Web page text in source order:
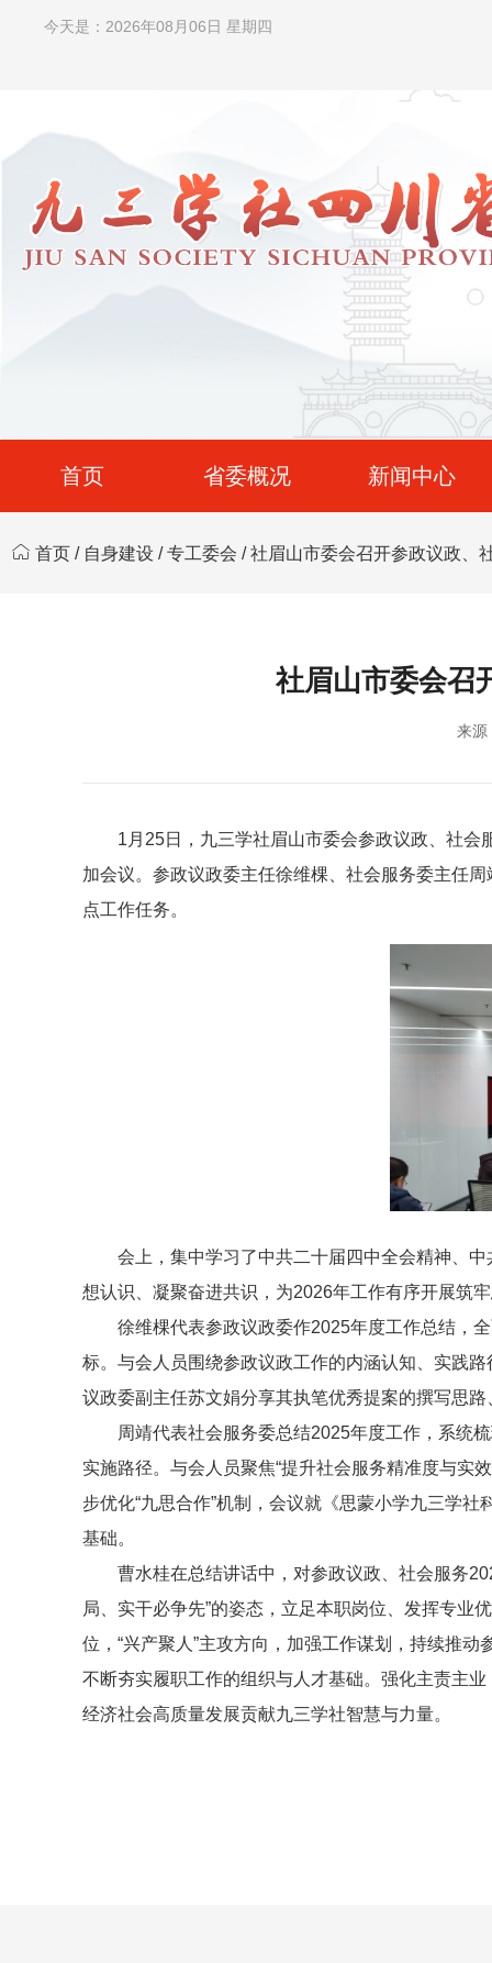
今天是：2026年08月06日 星期四
首页 省委概况 新闻中心
首页 / 自身建设 /专工委会 / 社眉山市委会召开参政议政、
社眉山市委会召
来源
1月25日，九三学社眉山市委会参政议政、社
加会议。参政议政委主任徐维棵、社会服务委主任
点工作任务。
会上，集中学习了中共二十届四中全会精神、
想认识、凝聚奋进共识，为2026年工作有序开展筑
徐维棵代表参政议政委作2025年度工作总结，
标。与会人员围绕参政议政工作的内涵认知、实践
议政委副主任苏文娟分享其执笔优秀提案的撰写思
周靖代表社会服务委总结2025年度工作，系统
实施路径。与会人员聚焦“提升社会服务精准度与实
步优化“九思合作”机制，会议就《思蒙小学九三学
基础。
曹水桂在总结讲话中，对参政议政、社会服务
局、实干必争先”的姿态，立足本职岗位、发挥专业
位，“兴产聚人”主攻方向，加强工作谋划，持续推
不断夯实履职工作的组织与人才基础。强化主责主
经济社会高质量发展贡献九三学社智慧与力量。